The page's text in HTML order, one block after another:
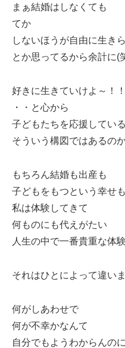
まぁ結婚はしなくても
てか
しないほうが自由に生き
とか思ってるから余計に(
好きに生きていけよ～！！
・・と心から
子どもたちを応援してい
そういう構図ではあるの
もちろん結婚も出産も
子どもをもつという幸せも
私は体験してきて
何ものにも代えがたい
人生の中で一番貴重な体
それはひとによって違い
何がしあわせで
何が不幸かなんて
自分でもようわからんの